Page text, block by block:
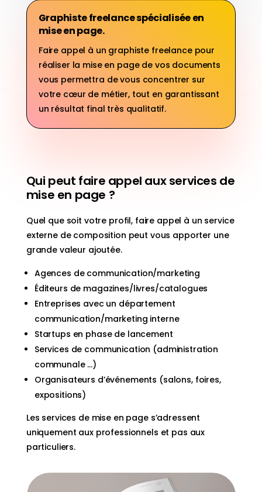
Graphiste freelance spécialisée en
mise en page.
Faire appel à un graphiste freelance pour
réaliser la mise en page de vos documents
vous permettra de vous concentrer sur
votre cœur de métier, tout en garantissant
un résultat final très qualitatif.
Qui peut faire appel aux services de
mise en page ?
Quel que soit votre profil, faire appel à un service
externe de composition peut vous apporter une
grande valeur ajoutée.
Agences de communication/marketing
Éditeurs de magazines/livres/catalogues
Entreprises avec un département
communication/marketing interne
Startups en phase de lancement
Services de communication (administration
communale …)
Organisateurs d’événements (salons, foires,
expositions)
Les services de mise en page s’adressent
uniquement aux professionnels et pas aux
particuliers.